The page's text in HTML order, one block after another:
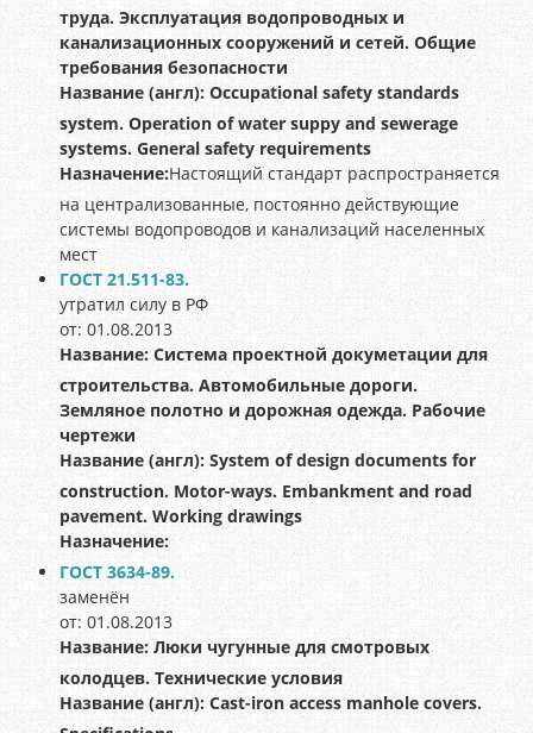
труда. Эксплуатация водопроводных и
канализационных сооружений и сетей. Общие
требования безопасности
Название (англ): Occupational safety standards
system. Operation of water suppy and sewerage
systems. General safety requirements
Назначение:Настоящий стандарт распространяется
на централизованные, постоянно действующие
системы водопроводов и канализаций населенных
мест
ГОСТ 21.511-83.
утратил силу в РФ
от: 01.08.2013
Название: Система проектной докуметации для
строительства. Автомобильные дороги.
Земляное полотно и дорожная одежда. Рабочие
чертежи
Название (англ): System of design documents for
construction. Motor-ways. Embankment and road
pavement. Working drawings
Назначение:
ГОСТ 3634-89.
заменён
от: 01.08.2013
Название: Люки чугунные для смотровых
колодцев. Технические условия
Название (англ): Cast-iron access manhole covers.